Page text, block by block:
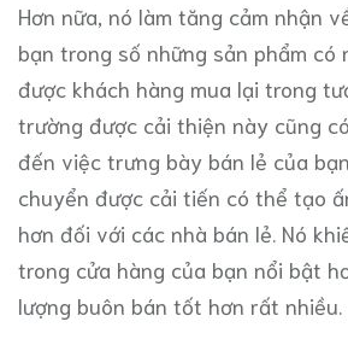
Hơn nữa, nó làm tăng cảm nhận
bạn trong số những sản phẩm có
được khách hàng mua lại trong
trường được cải thiện này cũng
đến việc trưng bày bán lẻ của
chuyển được cải tiến có thể tạo
hơn đối với các nhà bán lẻ. Nó
trong cửa hàng của bạn nổi bật
lượng buôn bán tốt hơn rất nhiều.